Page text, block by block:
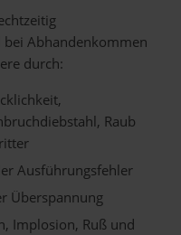
bei Abhandenkommen
durch:
Raub
Ausführungsfehler
Überspannung
Implosion, Ruß und